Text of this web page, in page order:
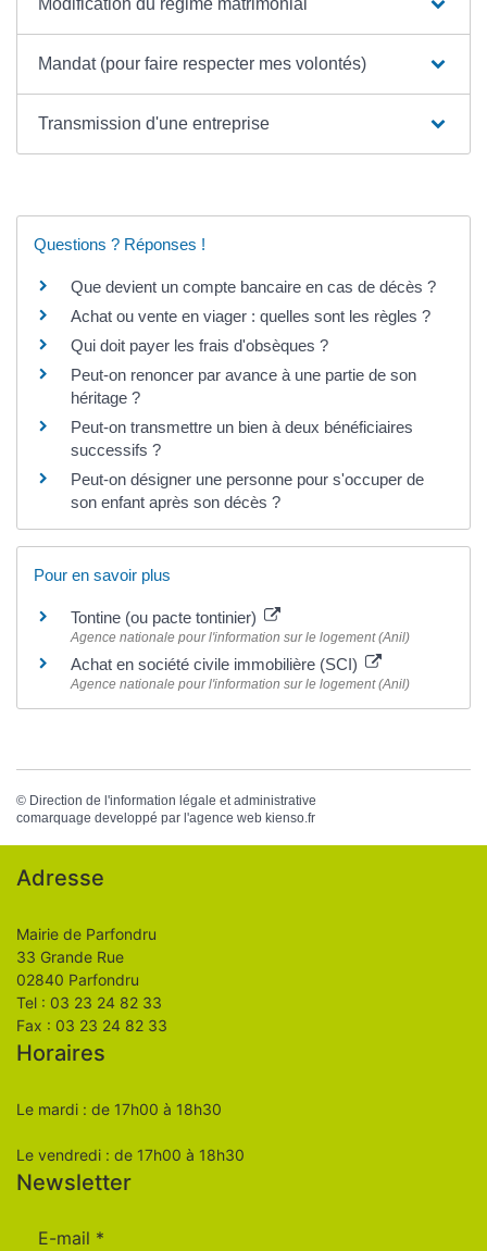
Mandat (pour faire respecter mes volontés)
Transmission d'une entreprise
Questions ? Réponses !
Que devient un compte bancaire en cas de décès ?
Achat ou vente en viager : quelles sont les règles ?
Qui doit payer les frais d'obsèques ?
Peut-on renoncer par avance à une partie de son
héritage ?
Peut-on transmettre un bien à deux bénéficiaires
successifs ?
Peut-on désigner une personne pour s'occuper de
son enfant après son décès ?
Pour en savoir plus
Tontine (ou pacte tontinier)
Agence nationale pour l'information sur le logement (Anil)
Achat en société civile immobilière (SCI)
Agence nationale pour l'information sur le logement (Anil)
© Direction de l'information légale et administrative
comarquage developpé par l'agence web kienso.fr
Adresse
Mairie de Parfondru
33 Grande Rue
02840 Parfondru
Tel : 03 23 24 82 33
Fax : 03 23 24 82 33
Horaires
Le mardi : de 17h00 à 18h30
Le vendredi : de 17h00 à 18h30
Newsletter
E-mail *